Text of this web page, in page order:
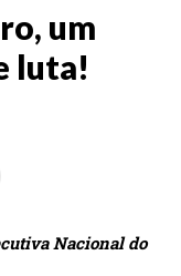
um
luta!
Nacional do